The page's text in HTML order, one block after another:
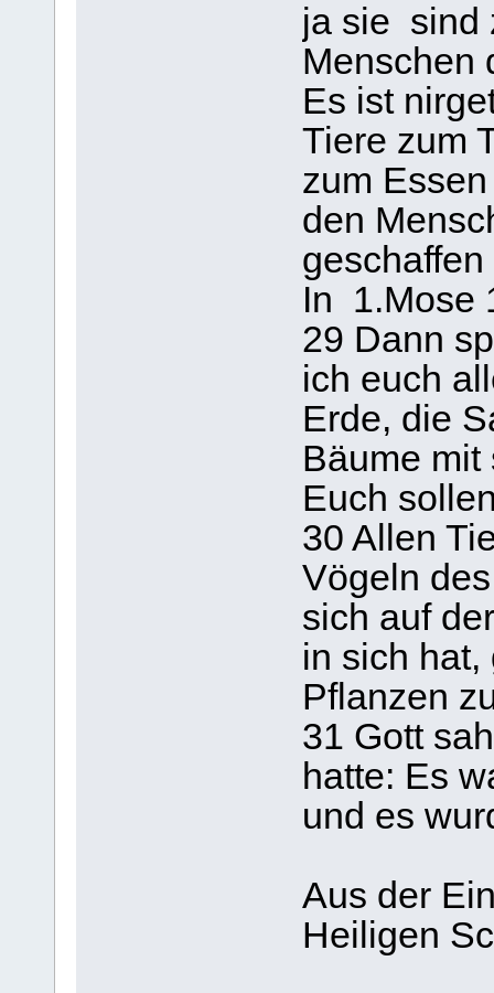
ja sie sind
Menschen
Es ist
Tiere zum
zum
den
geschaffen
In 1.Mose
29 Dann
ich euch
Erde, die
Bäume mit
Euch
30 Allen
Vögeln
sich auf
in sich
Pflanzen
31 Gott
hatte: Es
und es
Aus der
Heiligen